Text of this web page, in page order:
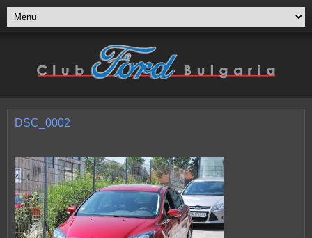
DSC_0002